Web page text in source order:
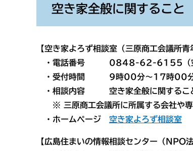
空き家全般に関すること
【空き家よろず相談室（三原商工会議所青
・電話番号 0848-62-6155（空き
・受付時間 9時00分～17時00分（
・相談内容 空き家全般に関するこ
※ 三原商工会議所に所属する会社や専
・ホームページ 空き家よろず相談室
【広島住まいの情報相談センター（NPO